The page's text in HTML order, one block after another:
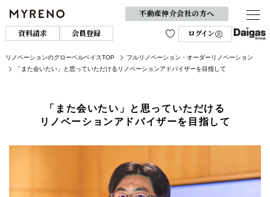
不動産仲介会社の方へ
資料請求
会員登録 ログイン
リノベーションのグローベルベイスTOP
フルリノベーション・オーダーリノベーション
「また会いたい」と思っていただけるリノベーションアドバイザーを目指して
「また会いたい」と思っていただける
リノベーションアドバイザーを目指して